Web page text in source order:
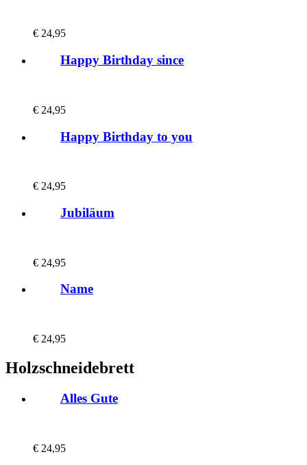
€ 24,95
Happy Birthday since
€ 24,95
Happy Birthday to you
€ 24,95
Jubiläum
€ 24,95
Name
€ 24,95
Holzschneidebrett
Alles Gute
€ 24,95